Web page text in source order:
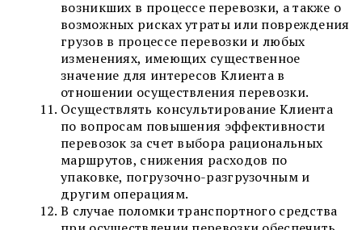
возникших в процессе перевозки, а также о
возможных рисках утраты или повреждения
грузов в процессе перевозки и любых
изменениях, имеющих существенное
значение для интересов Клиента в
отношении осуществления перевозки.
Осуществлять консультирование Клиента
по вопросам повышения эффективности
перевозок за счет выбора рациональных
маршрутов, снижения расходов по
упаковке, погрузочно-разгрузочным и
другим операциям.
В случае поломки транспортного средства